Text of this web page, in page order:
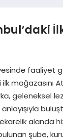
faaliyet
mağazasını
geleneksel
alanda
şube,